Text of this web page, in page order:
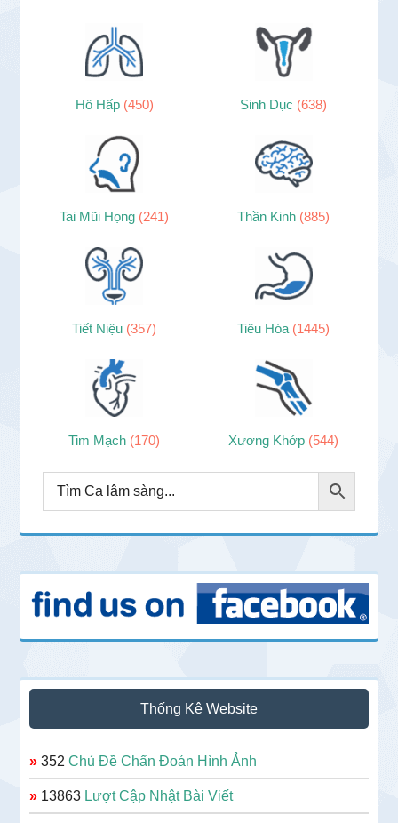
Hô Hấp (450) Sinh Dục (638)
Tai Mũi Họng (241) Thần Kinh (885)
Tiết Niệu (357) Tiêu Hóa (1445)
Tim Mạch (170) Xương Khớp (544)
Thống Kê Website
» 352Chủ Đề Chẩn Đoán Hình Ảnh
» 13863 Lượt Cập Nhật Bài Viết